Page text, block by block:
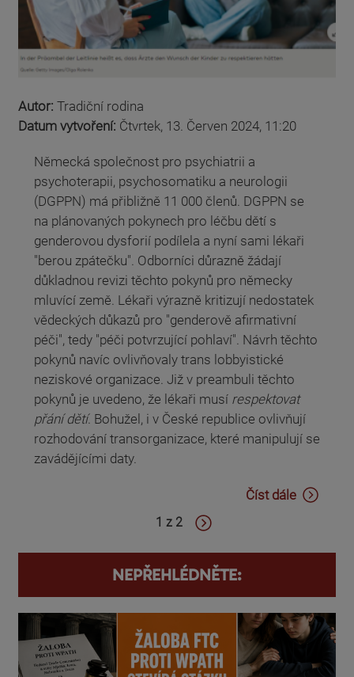
Autor: Tradiční rodina
Datum vytvoření: Čtvrtek, 13. Červen 2024, 11:20
Německá společnost pro psychiatrii a
psychoterapii, psychosomatiku a neurologii
(DGPPN) má přibližně 11 000 členů. DGPPN se
na plánovaných pokynech pro léčbu dětí s
genderovou dysforií podílela a nyní sami lékaři
"berou zpátečku". Odborníci důrazně žádají
důkladnou revizi těchto pokynů pro německy
mluvící země. Lékaři výrazně kritizují nedostatek
vědeckých důkazů pro "genderově afirmativní
péči", tedy "péči potvrzující pohlaví". Návrh těchto
pokynů navíc ovlivňovaly trans lobbyistické
neziskové organizace. Již v preambuli těchto
pokynů je uvedeno, že lékaři musí respektovat
přání dětí. Bohužel, i v České republice ovlivňují
rozhodování transorganizace, které manipulují se
zavádějícími daty.
Číst dále
1 z 2
NEPŘEHLÉDNĚTE: